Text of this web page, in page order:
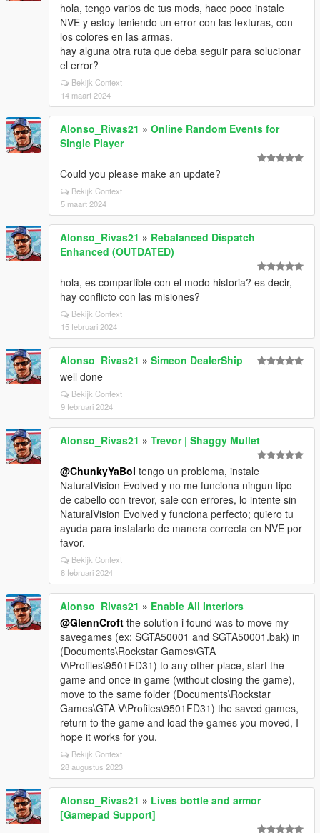
hola, tengo varios de tus mods, hace poco instale
NVE y estoy teniendo un error con las texturas, con
los colores en las armas.
hay alguna otra ruta que deba seguir para solucionar
el error?
Bekijk Context
14 maart 2024
Alonso_Rivas21 » Online Random Events for
Single Player
Could you please make an update?
Bekijk Context
5 maart 2024
Alonso_Rivas21 » Rebalanced Dispatch
Enhanced (OUTDATED)
hola, es compartible con el modo historia? es decir,
hay conflicto con las misiones?
Bekijk Context
15 februari 2024
Alonso_Rivas21 » Simeon DealerShip
well done
Bekijk Context
9 februari 2024
Alonso_Rivas21 » Trevor | Shaggy Mullet
@ChunkyYaBoi tengo un problema, instale
NaturalVision Evolved y no me funciona ningun tipo
de cabello con trevor, sale con errores, lo intente sin
NaturalVision Evolved y funciona perfecto; quiero tu
ayuda para instalarlo de manera correcta en NVE por
favor.
Bekijk Context
8 februari 2024
Alonso_Rivas21 » Enable All Interiors
@GlennCroft the solution i found was to move my
savegames (ex: SGTA50001 and SGTA50001.bak) in
(Documents\Rockstar Games\GTA
V\Profiles\9501FD31) to any other place, start the
game and once in game (without closing the game),
move to the same folder (Documents\Rockstar
Games\GTA V\Profiles\9501FD31) the saved games,
return to the game and load the games you moved, I
hope it works for you.
Bekijk Context
28 augustus 2023
Alonso_Rivas21 » Lives bottle and armor
[Gamepad Support]